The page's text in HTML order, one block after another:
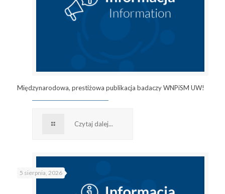
Międzynarodowa, prestiżowa publikacja badaczy WNPiSM UW!
Czytaj dalej...
5 sierpnia, 2026